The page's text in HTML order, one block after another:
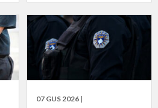
07 GUS 2026 |